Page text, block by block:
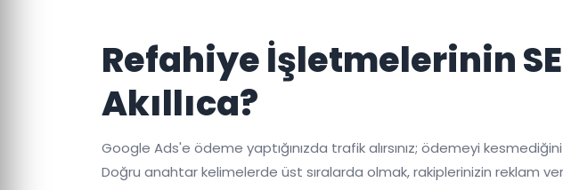
Refahiye İşletmelerinin
Akıllıca?
Google Ads'e ödeme yaptığınızda trafik alırsınız; ödemeyi
Doğru anahtar kelimelerde üst sıralarda olmak, rakiplerinizin reklam